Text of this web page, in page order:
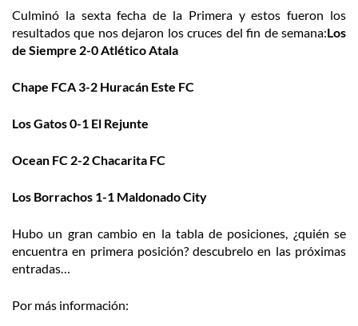
Culminó la sexta fecha de la Primera y estos fueron los
resultados que nos dejaron los cruces del fin de semana:Los
de Siempre 2-0 Atlético Atala
Chape FCA 3-2 Huracán Este FC
Los Gatos 0-1 El Rejunte
Ocean FC 2-2 Chacarita FC
Los Borrachos 1-1 Maldonado City
Hubo un gran cambio en la tabla de posiciones, ¿quién se
encuentra en primera posición? descubrelo en las próximas
entradas…
Por más información: